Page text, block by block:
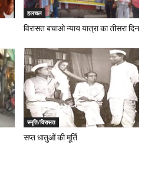
हलचल
विरासत बचाओ न्याय यात्रा का तीसरा दिन
स्मृति/विरासत
सप्त धातुओं की मूर्ति